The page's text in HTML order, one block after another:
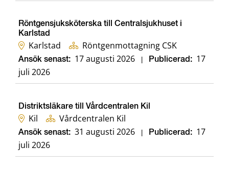
Röntgensjuksköterska till Centralsjukhuset i
Karlstad
Karlstad Röntgenmottagning CSK
Ansök senast: 17 augusti 2026 Publicerad: 17
juli 2026
Distriktsläkare till Vårdcentralen Kil
Kil Vårdcentralen Kil
Ansök senast: 31 augusti 2026 Publicerad: 17
juli 2026